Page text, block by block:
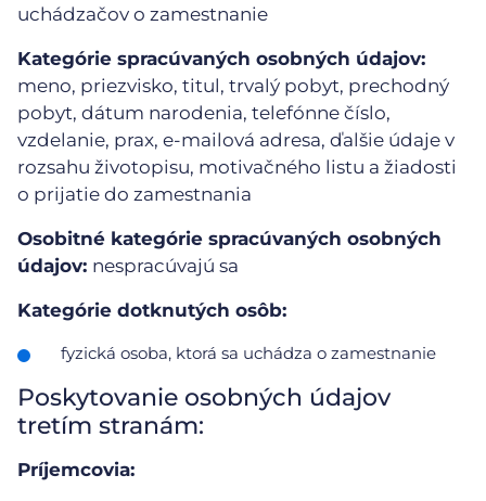
uchádzačov o zamestnanie
Kategórie spracúvaných osobných údajov:
meno, priezvisko, titul, trvalý pobyt, prechodný
pobyt, dátum narodenia, telefónne číslo,
vzdelanie, prax, e-mailová adresa, ďalšie údaje v
rozsahu životopisu, motivačného listu a žiadosti
o prijatie do zamestnania
Osobitné kategórie spracúvaných osobných
údajov: nespracúvajú sa
Kategórie dotknutých osôb:
fyzická osoba, ktorá sa uchádza o zamestnanie
Poskytovanie osobných údajov
tretím stranám:
Príjemcovia: